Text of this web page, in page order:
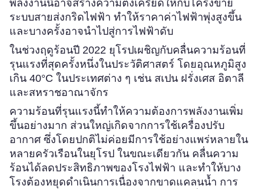
พลังงานนี้อาจสร้างความตึงเครียดให้กับโครงข่าย
ระบบสายส่งกริดไฟฟ้า ทำให้ราคาค่าไฟฟ้าพุ่งสูงขึ้น
และบางครั้งอาจนำไปสู่การไฟฟ้าดับ
ในช่วงฤดูร้อนปี 2022 ยุโรปเผชิญกับคลื่นความร้อนที่
รุนแรงที่สุดครั้งหนึ่งในประวัติศาสตร์ โดยอุณหภูมิสูง
เกิน 40°C ในประเทศต่าง ๆ เช่น สเปน ฝรั่งเศส อิตาลี
และสหราชอาณาจักร
ความร้อนที่รุนแรงนี้ทำให้ความต้องการพลังงานเพิ่ม
ขึ้นอย่างมาก ส่วนใหญ่เกิดจากการใช้เครื่องปรับ
อากาศ ซึ่งโดยปกติไม่ค่อยมีการใช้อย่างแพร่หลายใน
หลายครัวเรือนในยุโรป ในขณะเดียวกัน คลื่นความ
ร้อนได้ลดประสิทธิภาพของโรงไฟฟ้า และทำให้บาง
โรงต้องหยุดดำเนินการเนื่องจากขาดแคลนน้ำ การ